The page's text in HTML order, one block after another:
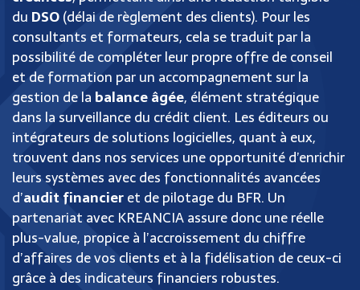
du DSO(délai de règlement des clients). Pour les
consultants et formateurs, cela se traduit par la
possibilité de compléter leur propre offre de conseil
et de formation par un accompagnement sur la
gestion de la balance âgée, élément stratégique
dans la surveillance du crédit client. Les éditeurs ou
intégrateurs de solutions logicielles, quant à eux,
trouvent dans nos services une opportunité d’enrichir
leurs systèmes avec des fonctionnalités avancées
d’audit financieret de pilotage du BFR. Un
partenariat avec KREANCIA assure donc une réelle
plus-value, propice à l’accroissement du chiffre
d’affaires de vos clients et à la fidélisation de ceux-ci
grâce à des indicateurs financiers robustes.